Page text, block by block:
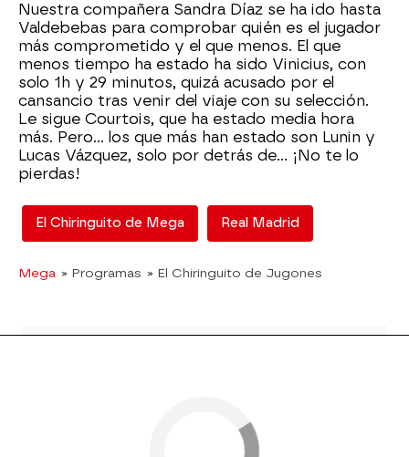
Nuestra compañera Sandra Díaz se ha ido hasta
Valdebebas para comprobar quién es el jugador
más comprometido y el que menos. El que
menos tiempo ha estado ha sido Vinicius, con
solo 1h y 29 minutos, quizá acusado por el
cansancio tras venir del viaje con su selección.
Le sigue Courtois, que ha estado media hora
más. Pero... los que más han estado son Lunin y
Lucas Vázquez, solo por detrás de... ¡No te lo
pierdas!
El Chiringuito de Mega Real Madrid
Mega » Programas » El Chiringuito de Jugones